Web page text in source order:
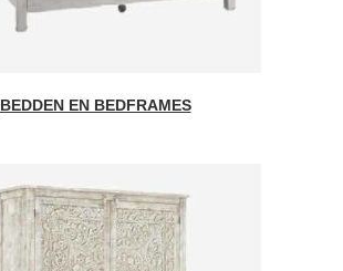
BEDDEN EN BEDFRAMES